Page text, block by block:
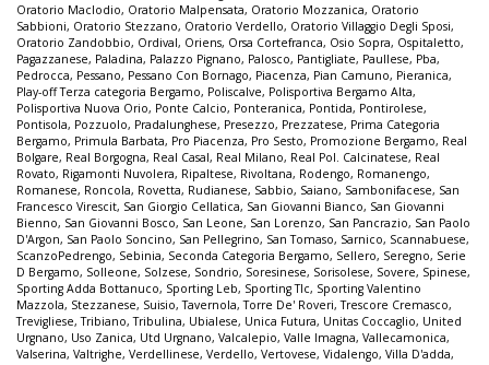
Oratorio Maclodio, Oratorio Malpensata, Oratorio Mozzanica, Oratorio
Sabbioni, Oratorio Stezzano, Oratorio Verdello, Oratorio Villaggio Degli Sposi,
Oratorio Zandobbio, Ordival, Oriens, Orsa Cortefranca, Osio Sopra, Ospitaletto,
Pagazzanese, Paladina, Palazzo Pignano, Palosco, Pantigliate, Paullese, Pba,
Pedrocca, Pessano, Pessano Con Bornago, Piacenza, Pian Camuno, Pieranica,
Play-off Terza categoria Bergamo, Poliscalve, Polisportiva Bergamo Alta,
Polisportiva Nuova Orio, Ponte Calcio, Ponteranica, Pontida, Pontirolese,
Pontisola, Pozzuolo, Pradalunghese, Presezzo, Prezzatese, Prima Categoria
Bergamo, Primula Barbata, Pro Piacenza, Pro Sesto, Promozione Bergamo, Real
Bolgare, Real Borgogna, Real Casal, Real Milano, Real Pol. Calcinatese, Real
Rovato, Rigamonti Nuvolera, Ripaltese, Rivoltana, Rodengo, Romanengo,
Romanese, Roncola, Rovetta, Rudianese, Sabbio, Saiano, Sambonifacese, San
Francesco Virescit, San Giorgio Cellatica, San Giovanni Bianco, San Giovanni
Bienno, San Giovanni Bosco, San Leone, San Lorenzo, San Pancrazio, San Paolo
D'Argon, San Paolo Soncino, San Pellegrino, San Tomaso, Sarnico, Scannabuese,
ScanzoPedrengo, Sebinia, Seconda Categoria Bergamo, Sellero, Seregno, Serie
D Bergamo, Solleone, Solzese, Sondrio, Soresinese, Sorisolese, Sovere, Spinese,
Sporting Adda Bottanuco, Sporting Leb, Sporting Tlc, Sporting Valentino
Mazzola, Stezzanese, Suisio,Tavernola,Torre De' Roveri,Trescore Cremasco,
Trevigliese,Tribiano,Tribulina, Ubialese, Unica Futura, Unitas Coccaglio, United
Urgnano, Uso Zanica, Utd Urgnano, Valcalepio, Valle Imagna, Vallecamonica,
Valserina, Valtrighe, Verdellinese, Verdello, Vertovese, Vidalengo, Villa D'adda,